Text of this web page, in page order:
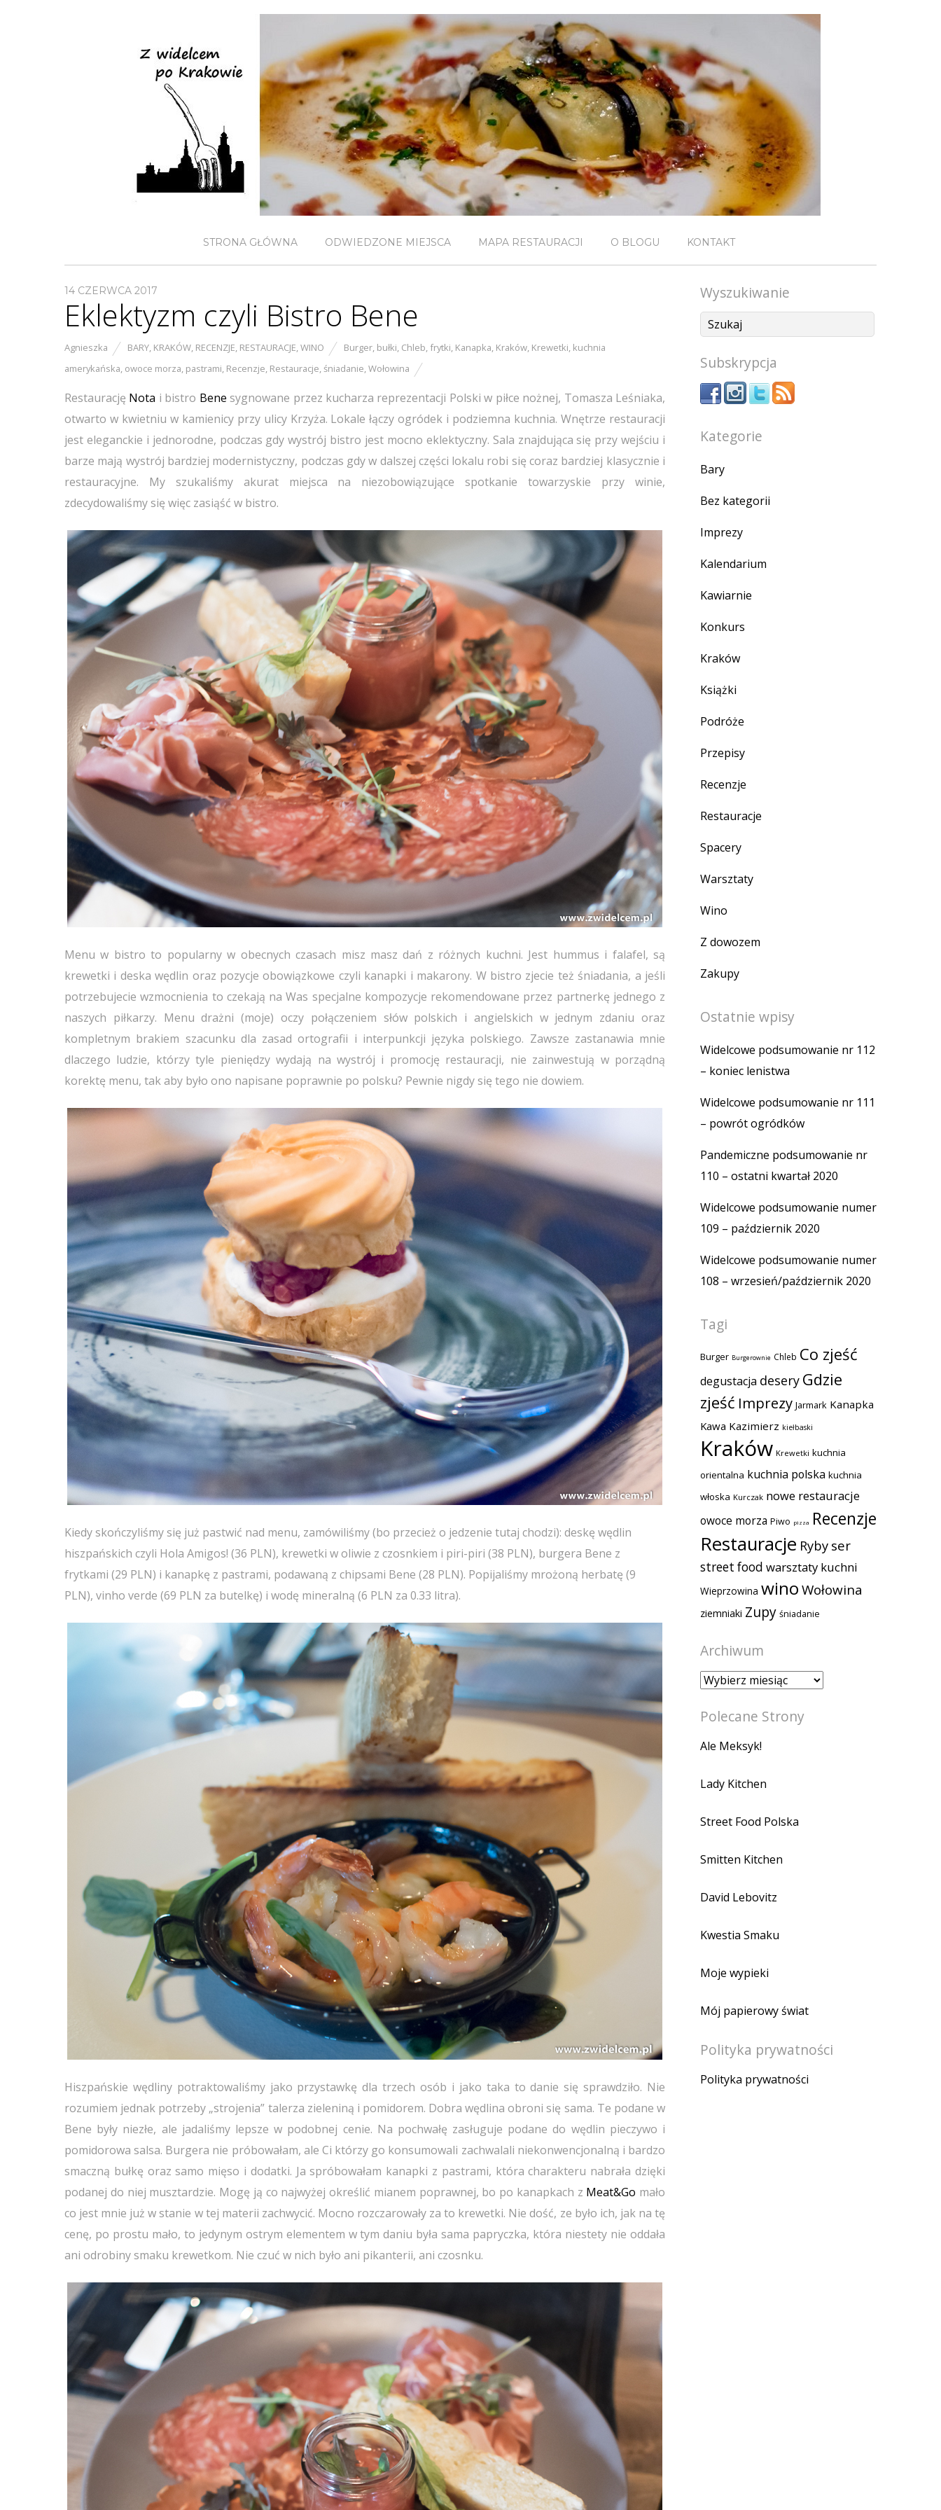
STRONA GŁÓWNA ODWIEDZONE MIEJSCA MAPA RESTAURACJI O BLOGU KONTAKT
14 CZERWCA 2017
Eklektyzm czyli Bistro Bene
Agnieszka BARY, KRAKÓW, RECENZJE, RESTAURACJE,WINO Burger, bułki, Chleb, frytki, Kanapka, Kraków, Krewetki, kuchnia
amerykańska, owoce morza, pastrami, Recenzje, Restauracje,śniadanie,Wołowina
Restaurację Nota i bistro Bene sygnowane przez kucharza reprezentacji Polski w piłce nożnej, Tomasza Leśniaka,
otwarto w kwietniu w kamienicy przy ulicy Krzyża. Lokale łączy ogródek i podziemna kuchnia. Wnętrze restauracji
jest eleganckie i jednorodne, podczas gdy wystrój bistro jest mocno eklektyczny. Sala znajdująca się przy wejściu i
barze mają wystrój bardziej modernistyczny, podczas gdy w dalszej części lokalu robi się coraz bardziej klasycznie i
restauracyjne. My szukaliśmy akurat miejsca na niezobowiązujące spotkanie towarzyskie przy winie,
zdecydowaliśmy się więc zasiąść w bistro.
Menu w bistro to popularny w obecnych czasach misz masz dań z różnych kuchni. Jest hummus i falafel, są
krewetki i deska wędlin oraz pozycje obowiązkowe czyli kanapki i makarony. W bistro zjecie też śniadania, a jeśli
potrzebujecie wzmocnienia to czekają na Was specjalne kompozycje rekomendowane przez partnerkę jednego z
naszych piłkarzy. Menu drażni (moje) oczy połączeniem słów polskich i angielskich w jednym zdaniu oraz
kompletnym brakiem szacunku dla zasad ortografii i interpunkcji języka polskiego. Zawsze zastanawia mnie
dlaczego ludzie, którzy tyle pieniędzy wydają na wystrój i promocję restauracji, nie zainwestują w porządną
korektę menu, tak aby było ono napisane poprawnie po polsku? Pewnie nigdy się tego nie dowiem.
Kiedy skończyliśmy się już pastwić nad menu, zamówiliśmy (bo przecież o jedzenie tutaj chodzi): deskę wędlin
hiszpańskich czyli Hola Amigos! (36 PLN), krewetki w oliwie z czosnkiem i piri-piri (38 PLN), burgera Bene z
frytkami (29 PLN) i kanapkę z pastrami, podawaną z chipsami Bene (28 PLN). Popijaliśmy mrożoną herbatę (9
PLN), vinho verde (69 PLN za butelkę) i wodę mineralną (6 PLN za 0.33 litra).
Hiszpańskie wędliny potraktowaliśmy jako przystawkę dla trzech osób i jako taka to danie się sprawdziło. Nie
rozumiem jednak potrzeby „strojenia” talerza zieleniną i pomidorem. Dobra wędlina obroni się sama. Te podane w
Bene były niezłe, ale jadaliśmy lepsze w podobnej cenie. Na pochwałę zasługuje podane do wędlin pieczywo i
pomidorowa salsa. Burgera nie próbowałam, ale Ci którzy go konsumowali zachwalali niekonwencjonalną i bardzo
smaczną bułkę oraz samo mięso i dodatki. Ja spróbowałam kanapki z pastrami, która charakteru nabrała dzięki
podanej do niej musztardzie. Mogę ją co najwyżej określić mianem poprawnej, bo po kanapkach z Meat&Go mało
co jest mnie już w stanie w tej materii zachwycić. Mocno rozczarowały za to krewetki. Nie dość, ze było ich, jak na tę
cenę, po prostu mało, to jedynym ostrym elementem w tym daniu była sama papryczka, która niestety nie oddała
ani odrobiny smaku krewetkom. Nie czuć w nich było ani pikanterii, ani czosnku.
Wyszukiwanie
Subskrypcja
Kategorie
Bary
Bez kategorii
Imprezy
Kalendarium
Kawiarnie
Konkurs
Kraków
Książki
Podróże
Przepisy
Recenzje
Restauracje
Spacery
Warsztaty
Wino
Z dowozem
Zakupy
Ostatnie wpisy
Widelcowe podsumowanie nr 112
– koniec lenistwa
Widelcowe podsumowanie nr 111
– powrót ogródków
Pandemiczne podsumowanie nr
110 – ostatni kwartał 2020
Widelcowe podsumowanie numer
109 – październik 2020
Widelcowe podsumowanie numer
108 – wrzesień/październik 2020
Tagi
Burger Burgerownie Chleb Co zjeść
degustacja desery Gdzie
zjeść Imprezy Jarmark Kanapka
Kawa Kazimierz kiełbaski
Kraków Krewetki kuchnia
orientalna kuchnia polska kuchnia
włoska Kurczak nowe restauracje
owoce morza Piwo pizza Recenzje
Restauracje Ryby ser
street food warsztaty kuchni
Wieprzowina winoWołowina
ziemniaki Zupy śniadanie
Archiwum
Archiwum
Polecane Strony
Ale Meksyk!
Lady Kitchen
Street Food Polska
Smitten Kitchen
David Lebovitz
Kwestia Smaku
Moje wypieki
Mój papierowy świat
Polityka prywatności
Polityka prywatności